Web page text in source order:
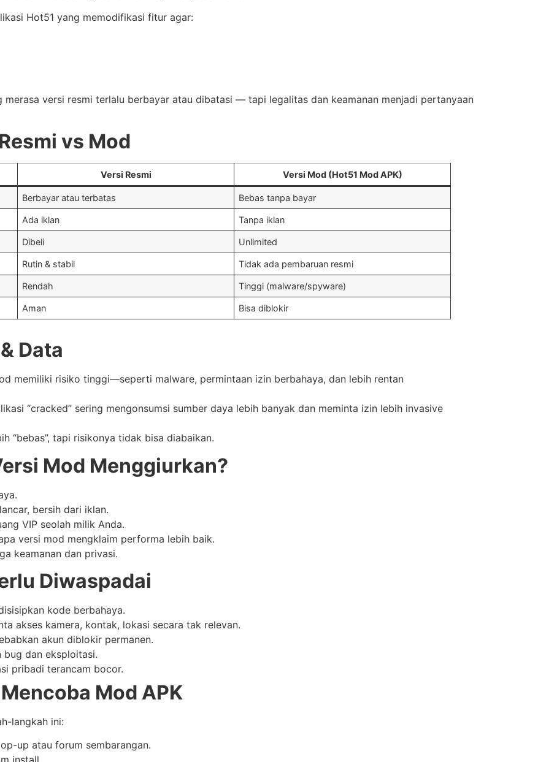
Hot51 yang memodifikasi fitur agar:
merasa versi resmi terlalu berbayar atau dibatasi — tapi legalitas dan keamanan menjadi pertanyaan
vs Mod
Versi Resmi Versi Mod (Hot51 Mod APK)
Berbayar atau terbatas Bebas tanpa bayar
Ada iklan Tanpa iklan
Dibeli Unlimited
Rutin & stabil Tidak ada pembaruan resmi
Rendah Tinggi (malware/spyware)
Aman Bisa diblokir
Data
memiliki risiko tinggi—seperti malware, permintaan izin berbahaya, dan lebih rentan
“cracked” sering mengonsumsi sumber daya lebih banyak dan meminta izin lebih invasive
“bebas”, tapi risikonya tidak bisa diabaikan.
Mod Menggiurkan?
bersih dari iklan.
VIP seolah milik Anda.
versi mod mengklaim performa lebih baik.
keamanan dan privasi.
Diwaspadai
kode berbahaya.
akses kamera, kontak, lokasi secara tak relevan.
akun diblokir permanen.
bug dan eksploitasi.
pribadi terancam bocor.
Mod APK
langkah ini:
up atau forum sembarangan.